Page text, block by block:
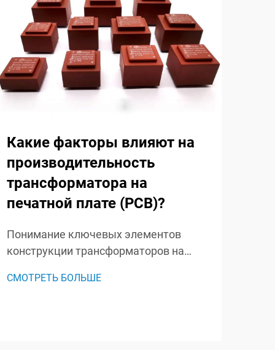
Какие факторы влияют на
производительность
трансформатора на
печатной плате (PCB)?
Понимание ключевых элементов
конструкции трансформаторов на
печатных платах произвели
СМОТРЕТЬ БОЛЬШЕ